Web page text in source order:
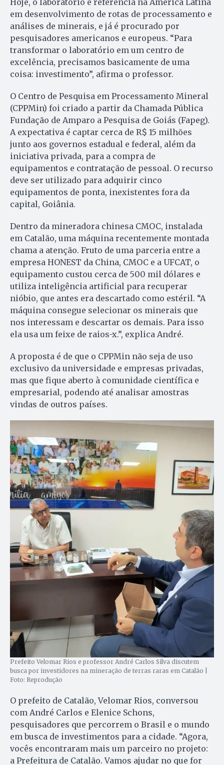
Hoje, o laboratório é referência na América Latina
em desenvolvimento de rotas de processamento e
análises de minerais, e já é procurado por
pesquisadores americanos e europeus. “Para
transformar o laboratório em um centro de
excelência, precisamos basicamente de uma
coisa: investimento”, afirma o professor.
O Centro de Pesquisa em Processamento Mineral
(CPPMin) foi criado a partir da Chamada Pública
Fundação de Amparo a Pesquisa de Goiás (Fapeg).
A expectativa é captar cerca de R$ 15 milhões
junto aos governos estadual e federal, além da
iniciativa privada, para a compra de
equipamentos e contratação de pessoal. O recurso
deve ser utilizado para adquirir cinco
equipamentos de ponta, inexistentes fora da
capital, Goiânia.
Dentro da mineradora chinesa CMOC, instalada
em Catalão, uma máquina recentemente montada
chama a atenção. Fruto de uma parceria entre a
empresa HONEST da China, CMOC e a UFCAT, o
equipamento custou cerca de 500 mil dólares e
utiliza inteligência artificial para recuperar
nióbio, que antes era descartado como estéril. “A
máquina consegue selecionar os minerais que
nos interessam e descartar os demais. Para isso
ela usa um feixe de raios-x.”, explica André.
A proposta é de que o CPPMin não seja de uso
exclusivo da universidade e empresas privadas,
mas que fique aberto à comunidade científica e
empresarial, podendo até analisar amostras
vindas de outros países.
Prefeito Velomar Rios e professor André Carlos Silva discutem
busca por investidores na mineração de terras raras em Catalão |
Foto: Reprodução
O prefeito de Catalão, Velomar Rios, conversou
com André Carlos e Elenice Schons,
pesquisadores que percorrem o Brasil e o mundo
em busca de investimentos para a cidade. “Agora,
vocês encontraram mais um parceiro no projeto:
a Prefeitura de Catalão. Vamos ajudar no que for